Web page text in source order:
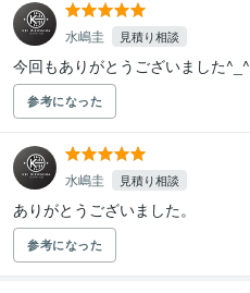
水嶋圭 見積り相談
今回もありがとうございました^_^
参考になった
水嶋圭 見積り相談
ありがとうございました。
参考になった